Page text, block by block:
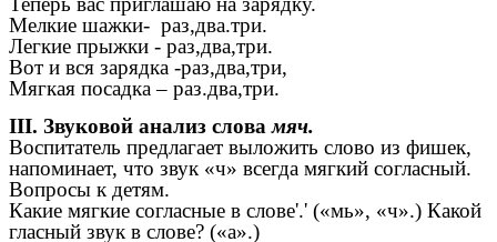
Мелкие шажки- раз,два.три.
Легкие прыжки - раз,два,три.
Вот и вся зарядка -раз,два,три,
Мягкая посадка – раз.два,три.
III. Звуковой анализ словамяч.
Воспитатель предлагает выложить слово из фишек,
напоминает, что звук «ч» всегда мягкий согласный.
Вопросы к детям.
Какие мягкие согласные в слове'.' («мь», «ч».) Какой
гласный звук в слове? («а».)